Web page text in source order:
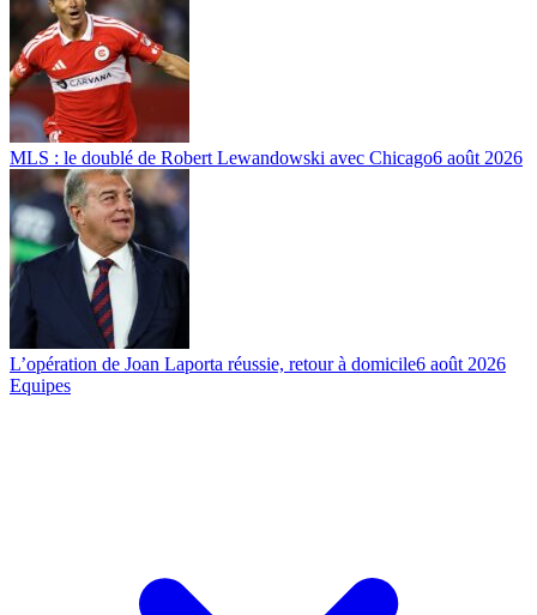
MLS : le doublé de Robert Lewandowski avec Chicago6 août 2026
L’opération de Joan Laporta réussie, retour à domicile6 août 2026
Equipes